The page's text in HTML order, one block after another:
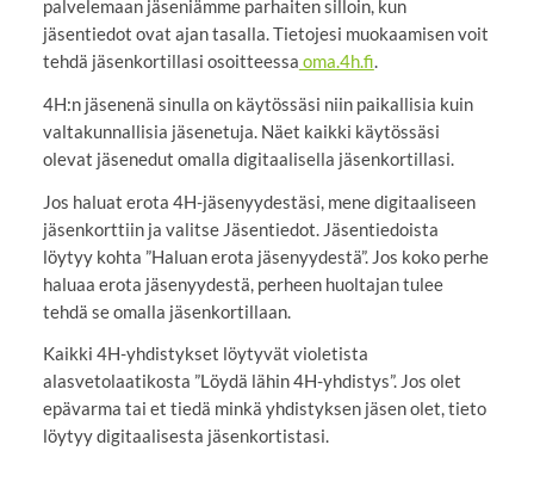
palvelemaan jäseniämme parhaiten silloin, kun
jäsentiedot ovat ajan tasalla. Tietojesi muokaamisen voit
tehdä jäsenkortillasi osoitteessa oma.4h.fi.
4H:n jäsenenä sinulla on käytössäsi niin paikallisia kuin
valtakunnallisia jäsenetuja. Näet kaikki käytössäsi
olevat jäsenedut omalla digitaalisella jäsenkortillasi.
Jos haluat erota 4H-jäsenyydestäsi, mene digitaaliseen
jäsenkorttiin ja valitse Jäsentiedot. Jäsentiedoista
löytyy kohta ”Haluan erota jäsenyydestä”. Jos koko perhe
haluaa erota jäsenyydestä, perheen huoltajan tulee
tehdä se omalla jäsenkortillaan.
Kaikki 4H-yhdistykset löytyvät violetista
alasvetolaatikosta ”Löydä lähin 4H-yhdistys”. Jos olet
epävarma tai et tiedä minkä yhdistyksen jäsen olet, tieto
löytyy digitaalisesta jäsenkortistasi.